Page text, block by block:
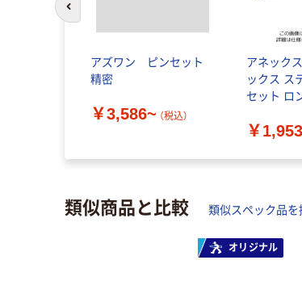
アズワン ピンセット
精密
￥3,586~ （税込）
アネック
ックス ス
セット ロ
126-4182（
￥1,953
類似商品と比較 類似スペック品を
オリジナル